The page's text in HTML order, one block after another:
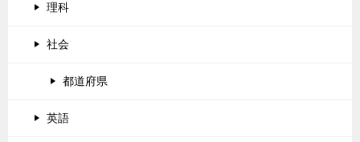
理科
社会
都道府県
英語